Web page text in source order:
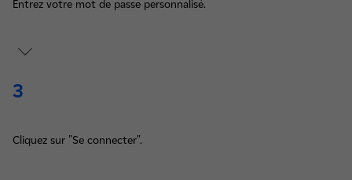
Entrez votre mot de passe personnalisé.
3
Cliquez sur "Se connecter".